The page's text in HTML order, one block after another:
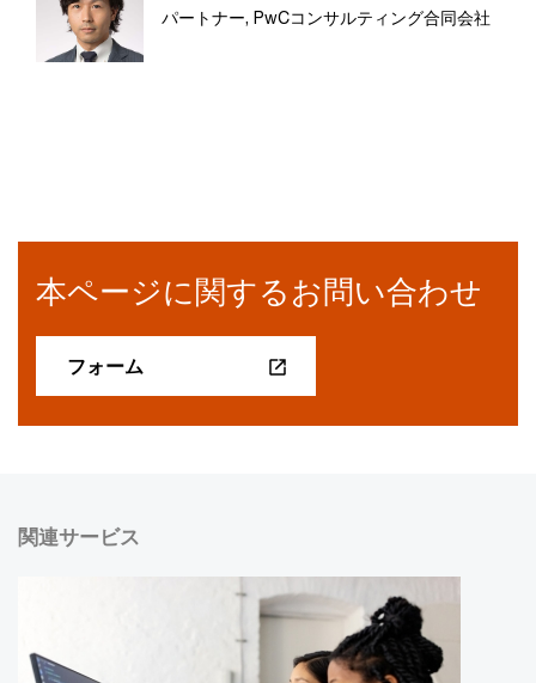
パートナー, PwCコンサルティング合同会社
本ページに関するお問い合わせ
フォーム
関連サービス